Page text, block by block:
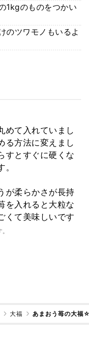
1kgのものをつかい
のツワモノもいるよ
めて入れていまし
る方法に変えまし
すとすぐに硬くな
が柔らかさが長持
を入れると大粒な
くて美味しいです
大福 あまおう苺の大福